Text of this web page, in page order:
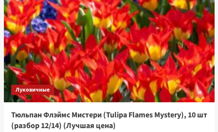
Луковичные
Тюльпан Флэймс Мистери (Tulipa Flames Mystery), 10 шт
(разбор 12/14) (Лучшая цена)